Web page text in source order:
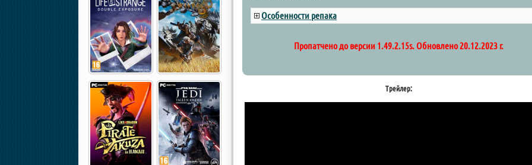
Особенности репака
Пропатчено до версии 1.49.2.15s. Обновлено 20.12.2023 г.
Трейлер: